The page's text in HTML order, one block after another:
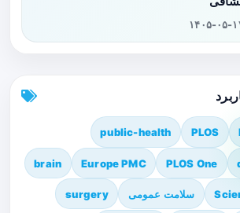
۰۵-۱۷
PLOS
public-health
PLOS One
Europe PMC
brain
سلامت عمومی surgery